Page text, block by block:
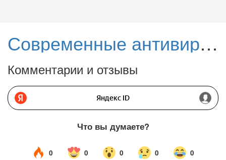
Современные антивирусы: функции и возможности – Часть II: Проактивная защита
Комментарии и отзывы